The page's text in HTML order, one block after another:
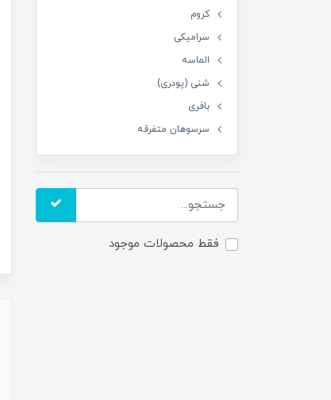
کروم
سرامیکی
الماسه
شنی (پودری)
بافری
سرسوهان متفرقه
فقط محصولات موجود